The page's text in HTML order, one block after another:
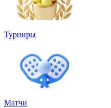
Турниры
Матчи